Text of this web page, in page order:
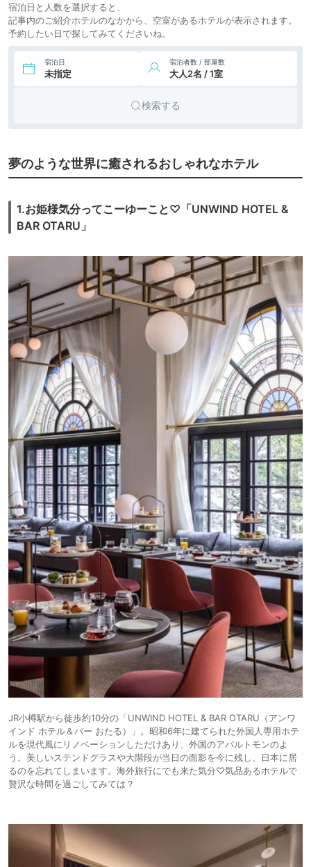
8.グランドパーク小樽
テル
宿泊日と人数を選択すると、
記事内のご紹介ホテルのなかから、空室があるホテルが表示されます。
予約したい日で探してみてくださいね。
宿泊日
未指定
宿泊者数 / 部屋数
大人2名 / 1室
検索する
夢のような世界に癒されるおしゃれなホテル
1.お姫様気分ってこーゆーこと♡「UNWIND HOTEL &
BAR OTARU」
JR小樽駅から徒歩約10分の「UNWIND HOTEL & BAR OTARU（アンワ
インド ホテル＆バー おたる）」。昭和6年に建てられた外国人専用ホテ
ルを現代風にリノベーションしただけあり、外国のアパルトモンのよ
う。美しいステンドグラスや大階段が当日の面影を今に残し、日本に居
るのを忘れてしまいます。海外旅行にでも来た気分♡気品あるホテルで
贅沢な時間を過ごしてみては？